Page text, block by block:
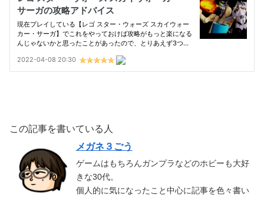
この記事を書いている人
メガネ３ごう
ゲームはもちろんガンプラなどのホビーも大好
きな30代。
個人的に気になったこと中心に記事を色々書い